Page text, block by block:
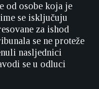
od osobe koja je
se isključuju
za ishod
se ne proteže
nasljednici
se u odluci